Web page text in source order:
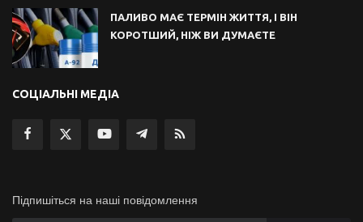
ПАЛИВО МАЄ ТЕРМІН ЖИТТЯ, І ВІН
КОРОТШИЙ, НІЖ ВИ ДУМАЄТЕ
СОЦІАЛЬНІ МЕДІА
Підпишіться на наші повідомлення